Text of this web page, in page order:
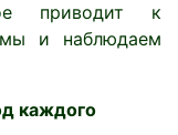
приводит к
и наблюдаем
каждого